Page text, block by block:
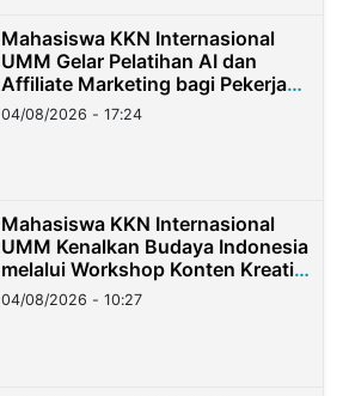
Mahasiswa KKN Internasional
UMM Gelar Pelatihan AI dan
Affiliate Marketing bagi Pekerja
Migran Indonesia di Taiwan
04/08/2026 - 17:24
Mahasiswa KKN Internasional
UMM Kenalkan Budaya Indonesia
melalui Workshop Konten Kreatif
di Taiwan
04/08/2026 - 10:27